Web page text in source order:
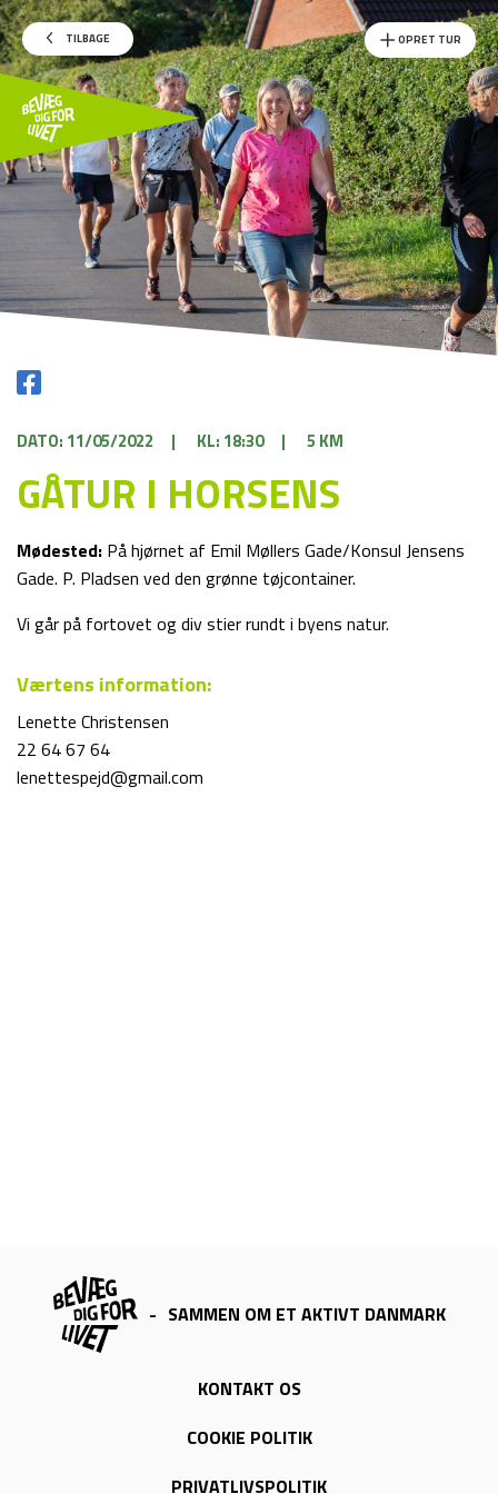
TILBAGE OPRET TUR
DATO: 11/05/2022 | KL: 18:30 | 5 KM
GÅTUR I HORSENS
Mødested: På hjørnet af Emil Møllers Gade/Konsul Jensens
Gade. P. Pladsen ved den grønne tøjcontainer.
Vi går på fortovet og div stier rundt i byens natur.
Værtens information:
Lenette Christensen
22 64 67 64
lenettespejd@gmail.com
- SAMMEN OM ET AKTIVT DANMARK
KONTAKT OS
COOKIE POLITIK
PRIVATLIVSPOLITIK